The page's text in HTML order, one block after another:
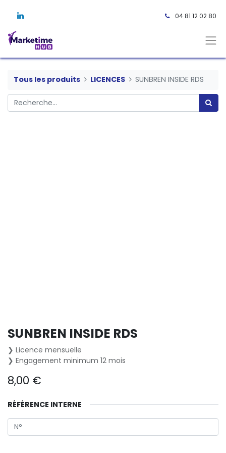
04 81 12 02 80 ​
Tous les produits LICENCES SUNBREN INSIDE RDS
SUNBREN INSIDE RDS
❯ Licence mensuelle
❯ Engagement minimum 12 mois
8,00 €
RÉFÉRENCE INTERNE